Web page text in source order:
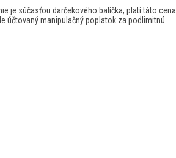
je súčasťou darčekového balíčka, platí táto cena
účtovaný manipulačný poplatok za podlimitnú